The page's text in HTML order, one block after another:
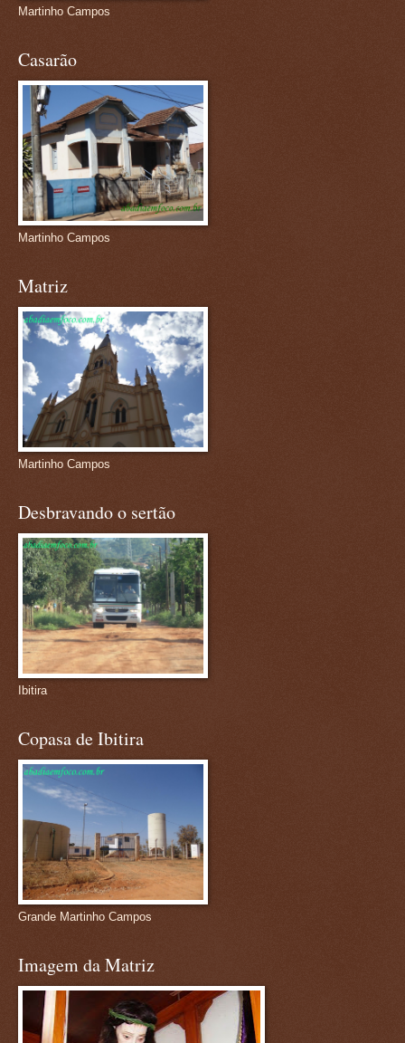
Martinho Campos
Casarão
Martinho Campos
Matriz
Martinho Campos
Desbravando o sertão
Ibitira
Copasa de Ibitira
Grande Martinho Campos
Imagem da Matriz